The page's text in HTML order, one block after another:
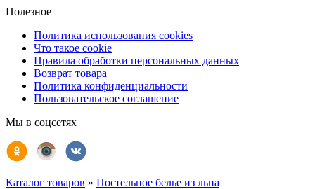
Полезное
Политика использования cookies
Что такое cookie
Правила обработки персональных данных
Возврат товара
Политика конфиденциальности
Пользовательское соглашение
Мы в соцсетях
Каталог товаров » Постельное белье из льна